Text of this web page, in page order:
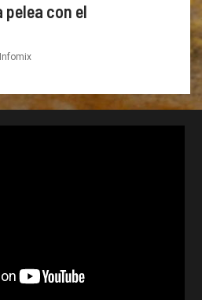
con el
Infomix